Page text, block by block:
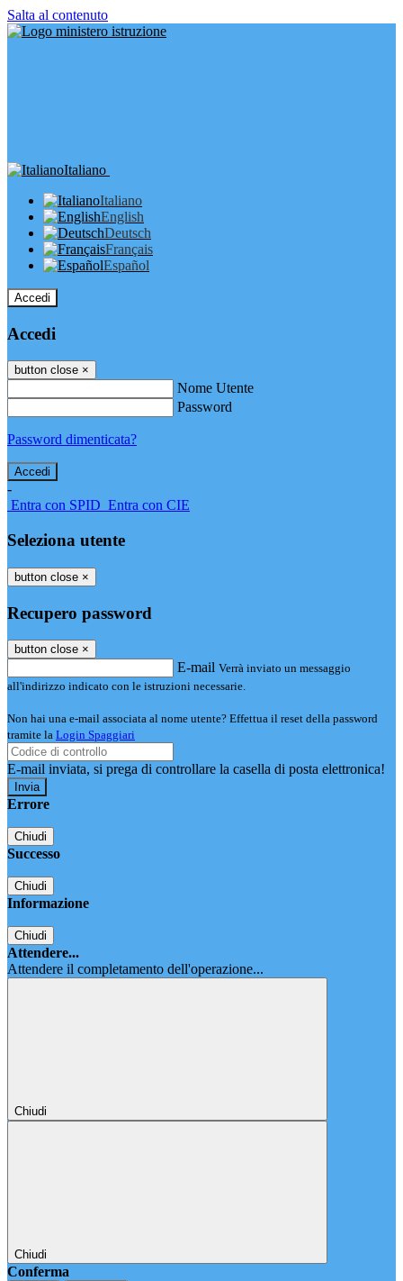
Salta al contenuto
Italiano
Italiano
English
Deutsch
Français
Español
Accedi
Accedi
button close ×
Nome Utente
Password
Password dimenticata?
-
Entra con SPID Entra con CIE
Seleziona utente
button close ×
Recupero password
button close ×
E-mail Verrà inviato un messaggio
all'indirizzo indicato con le istruzioni necessarie.
Non hai una e-mail associata al nome utente? Effettua il reset della password
tramite la Login Spaggiari
E-mail inviata, si prega di controllare la casella di posta elettronica!
Errore
Chiudi
Successo
Chiudi
Informazione
Chiudi
Attendere...
Attendere il completamento dell'operazione...
Chiudi
Chiudi
Conferma